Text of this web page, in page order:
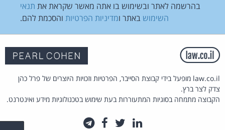
בהרשמה לאתר ובשימוש בו אתה מאשר שקראת את תנאי
השימוש באתר ומדיניות הפרטיות והסכמת להם.
law.co.il מופעל בידי קבוצת הסייבר, הפרטיות וזכויות היוצרים של פרל כהן
צדק לצר ברץ.
הקבוצה מתמחה בסוגיות המתעוררות בעת שימוש בטכנולוגיות מידע ואינטרנט.
לינקדאין
טוויטרפייסבוק